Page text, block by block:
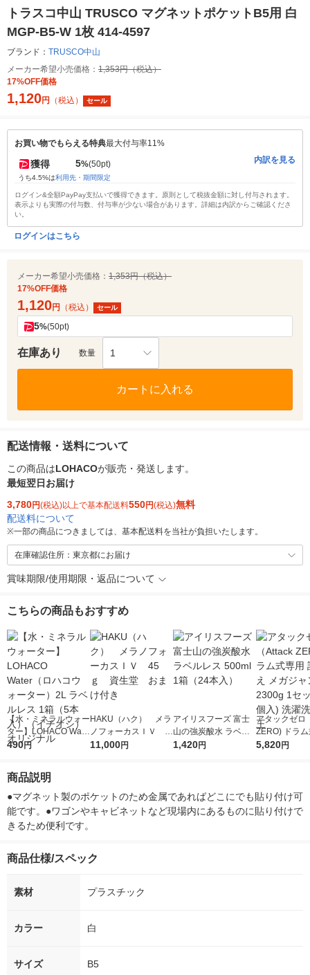
トラスコ中山 TRUSCO マグネットポケットB5用 白
MGP-B5-W 1枚 414-4597
ブランド： TRUSCO中山
メーカー希望小売価格： 1,353円（税込）
17%OFF価格
1,120円 （税込） セール
お買い物でもらえる特典最大付与率11%
獲得 5%(50pt)
うち4.5%は利用先・期間限定
内訳を見る
ログイン&全額PayPay支払いで獲得できます。原則として税抜金額に対し付与されます。
表示よりも実際の付与数、付与率が少ない場合があります。詳細は内訳からご確認くださ
い。
ログインはこちら
メーカー希望小売価格： 1,353円（税込）
17%OFF価格
1,120円 （税込） セール
5%(50pt)
在庫あり 数量 1
カートに入れる
配送情報・送料について
この商品はLOHACOが販売・発送します。
最短翌日お届け
3,780円(税込)以上で基本配送料550円(税込)無料
配送料について
※一部の商品につきましては、基本配送料を当社が負担いたします。
在庫確認住所：東京都にお届け
賞味期限/使用期限・返品について
こちらの商品もおすすめ
【水・ミネラルウォー
ター】LOHACO Wate
r（ロハコウォータ
シ） オリジナル
490円
HAKU（ハク） メラ
ノフォーカスＩＶ 4
5ｇ 資生堂 おまけ
11,000円
アイリスフーズ 富士
山の強炭酸水 ラベル
レス 500ml 1箱（24
1,420円
アタックゼロ
ZERO) ドラ
詰め替え メガ
5,820円
商品説明
●マグネット製のポケットのため金属であればどこにでも貼り付け可
能です。●ワゴンやキャビネットなど現場内にあるものに貼り付けで
きるため便利です。
商品仕様/スペック
素材 プラスチック
カラー 白
サイズ B5